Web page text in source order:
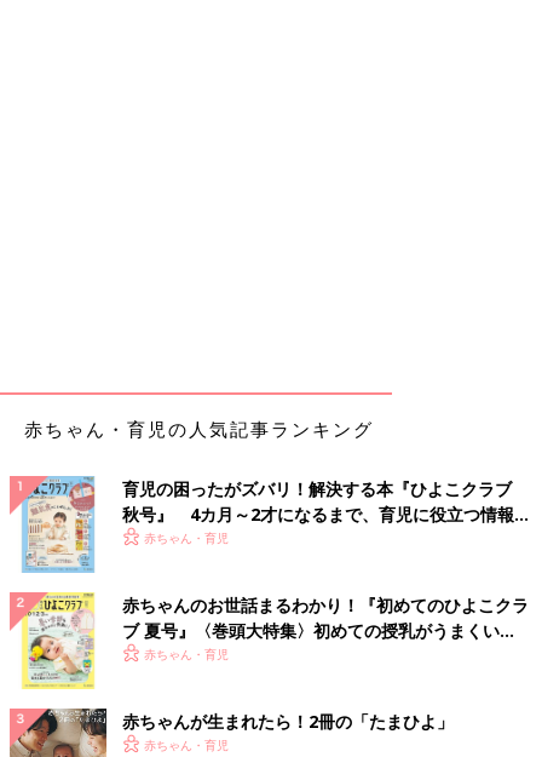
赤ちゃん・育児の人気記事ランキング
育児の困ったがズバリ！解決する本『ひよこクラブ
秋号』 4カ月～2才になるまで、育児に役立つ情報が
いっぱい！
赤ちゃん・育児
赤ちゃんのお世話まるわかり！『初めてのひよこクラ
ブ 夏号』〈巻頭大特集〉初めての授乳がうまくい
く！ おっぱい・ミルクの基本と夏のトラブル 解決テ
赤ちゃん・育児
赤ちゃんが生まれたら！2冊の「たまひよ」
赤ちゃん・育児